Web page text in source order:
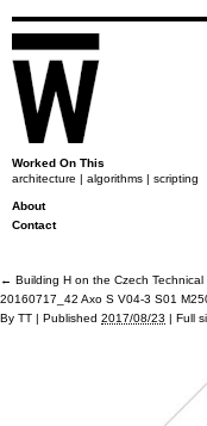
Worked On This
architecture | algorithms | scripting
About
Contact
← Building H on the Czech
20160717_42 Axo S V04-3 S01
By TT | Published 2017/08/23 | Full